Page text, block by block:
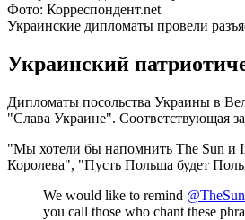
Фото: Корреспондент.net
Украинские дипломаты провели
Украинский
Дипломаты посольства Украины в
"Слава Украине". Соответствующая
"Мы хотели бы напомнить The Sun и
Королева", "Пусть Польша будет
We would like to remind @TheSun
you call those who chant these